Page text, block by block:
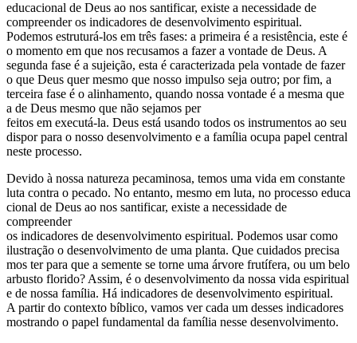
educacional de Deus ao nos santificar, existe a necessidade de
compreender os indicadores de desenvolvimento espiritual.
Podemos estruturá-los em três fases: a primeira é a resistência, este é
o momento em que nos recusamos a fazer a vontade de Deus. A
segunda fase é a sujeição, esta é caracterizada pela vontade de fazer
o que Deus quer mesmo que nosso impulso seja outro; por fim, a
terceira fase é o alinhamento, quando nossa vontade é a mesma que
a de Deus mesmo que não sejamos per
feitos em executá-la. Deus está usando todos os instrumentos ao seu
dispor para o nosso desenvolvimento e a família ocupa papel central
neste processo.
Devido à nossa natureza pecaminosa, temos uma vida em constante
luta contra o pecado. No entanto, mesmo em luta, no processo educa
cional de Deus ao nos santificar, existe a necessidade de
compreender
os indicadores de desenvolvimento espiritual. Podemos usar como
ilustração o desenvolvimento de uma planta. Que cuidados precisa
mos ter para que a semente se torne uma árvore frutífera, ou um belo
arbusto florido? Assim, é o desenvolvimento da nossa vida espiritual
e de nossa família. Há indicadores de desenvolvimento espiritual.
A partir do contexto bíblico, vamos ver cada um desses indicadores
mostrando o papel fundamental da família nesse desenvolvimento.